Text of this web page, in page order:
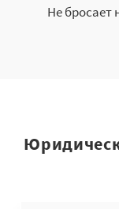
Не бросает